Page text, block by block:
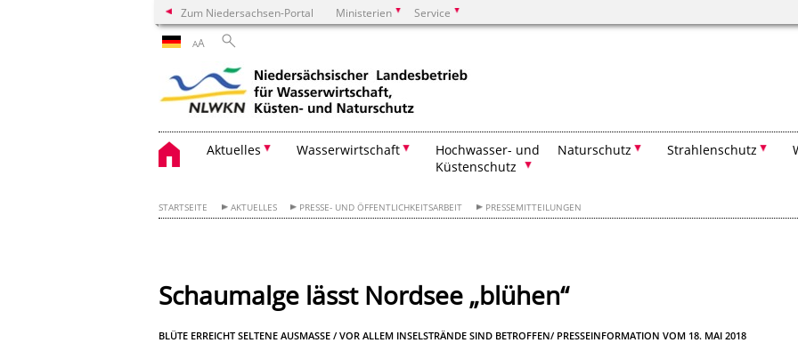
Zum Niedersachsen-Portal Ministerien Service
AA
Aktuelles Wasserwirtschaft
Hochwasser- und
Küstenschutz
Naturschutz Strahlenschutz
STARTSEITE AKTUELLES PRESSE- UND ÖFFENTLICHKEITSARBEIT PRESSEMITTEILUNGEN
Schaumalge lässt Nordsee „blühen“
BLÜTE ERREICHT SELTENE AUSMASSE / VOR ALLEM INSELSTRÄNDE SIND BETROFFEN/ PRESSEINFORMATION VOM 18. MAI 2018